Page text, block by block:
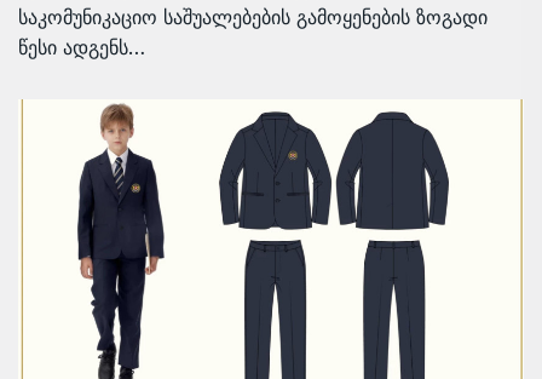
საკომუნიკაციო საშუალებების გამოყენების ზოგადი
წესი ადგენს…